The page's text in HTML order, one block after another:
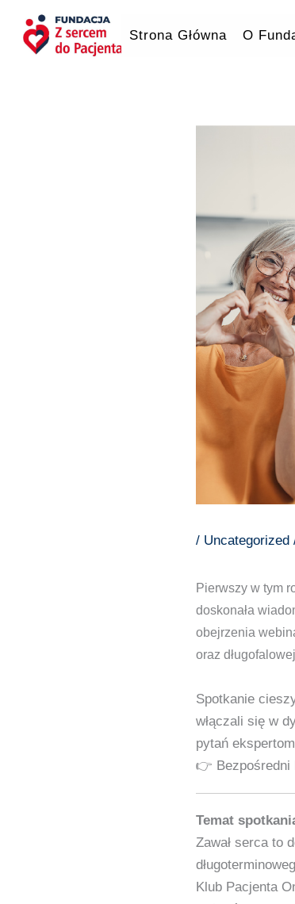
treści
Strona Główna O
/ Uncategorized
Pierwszy w tym
doskonała
obejrzenia
oraz
Spotkanie
włączali się w
pytań
👉 Bezpośredni
Temat
Zawał serca to
Klub Pacjenta